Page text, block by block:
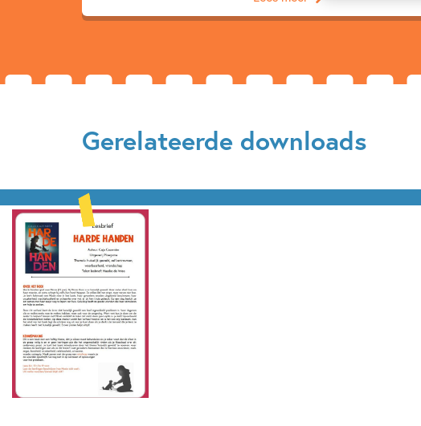
Gerelateerde downloads